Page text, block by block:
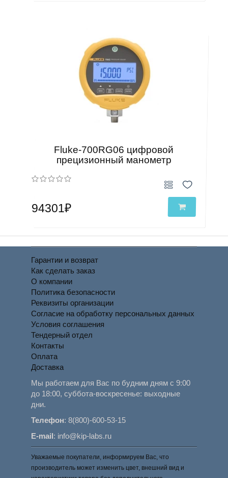
Fluke-700RG06 цифровой
прецизионный манометр
94301₽
Гарантии и возврат
Как сделать заказ
О компании
Политика безопасности
Реквизиты организации
Согласие на обработку персональных данных
Условия соглашения
Тендерный отдел
Контакты
Оплата
Доставка
Мы работаем для Вас по будним дням с 9:00
до 18:00, суббота-воскресенье: выходные
дни.
Телефон:8(800)-600-53-15
E-mail: info@kip-labs.ru
Уважаемые покупатели, информируем Вас, что
производитель может изменить цвет, внешний вид и